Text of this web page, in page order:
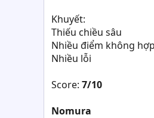
Khuyết:
Thiếu chiều sâu
Nhiều điểm không
Nhiều lỗi
Score: 7/10
Nomura